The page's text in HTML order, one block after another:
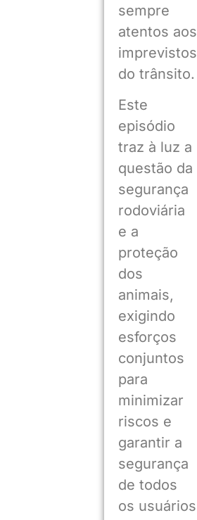
sempre
atentos aos
imprevistos
do trânsito.
Este
episódio
traz à luz a
questão da
segurança
rodoviária
e a
proteção
dos
animais,
exigindo
esforços
conjuntos
para
minimizar
riscos e
garantir a
segurança
de todos
os usuários